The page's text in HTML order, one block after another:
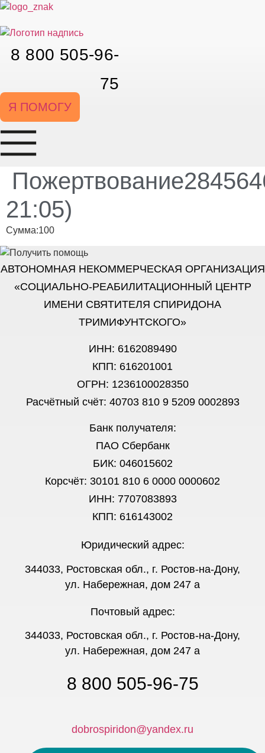
Перейти
содержимому
8 800 505-96-
75
Я ПОМОГУ
21:05)
Сумма:100
АВТОНОМНАЯ НЕКОММЕРЧЕСКАЯ ОРГАНИЗАЦИЯ
«СОЦИАЛЬНО-РЕАБИЛИТАЦИОННЫЙ ЦЕНТР
ИМЕНИ СВЯТИТЕЛЯ СПИРИДОНА
ТРИМИФУНТСКОГО»
ИНН: 6162089490
КПП: 616201001
ОГРН: 1236100028350
Расчётный счёт: 40703 810 9 5209 0002893
Банк получателя:
ПАО Сбербанк
БИК: 046015602
Корсчёт: 30101 810 6 0000 0000602
ИНН: 7707083893
КПП: 616143002
Юридический адрес:
344033, Ростовская обл., г. Ростов-на-Дону,
ул. Набережная, дом 247 а
Почтовый адрес:
344033, Ростовская обл., г. Ростов-на-Дону,
ул. Набережная, дом 247 а
8 800 505-96-75
dobrospiridon@yandex.ru